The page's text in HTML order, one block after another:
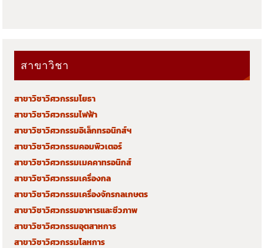
สาขาวิชา
สาขาวิชาวิศวกรรมโยธา
สาขาวิชาวิศวกรรมไฟฟ้า
สาขาวิชาวิศวกรรมอิเล็กทรอนิกส์ฯ
สาขาวิชาวิศวกรรมคอมพิวเตอร์
สาขาวิชาวิศวกรรมเมคคาทรอนิกส์
สาขาวิชาวิศวกรรมเครื่องกล
สาขาวิชาวิศวกรรมเครื่องจักรกลเกษตร
สาขาวิชาวิศวกรรมอาหารและชีวภาพ
สาขาวิชาวิศวกรรมอุตสาหการ
สาขาวิชาวิศวกรรมโลหการ